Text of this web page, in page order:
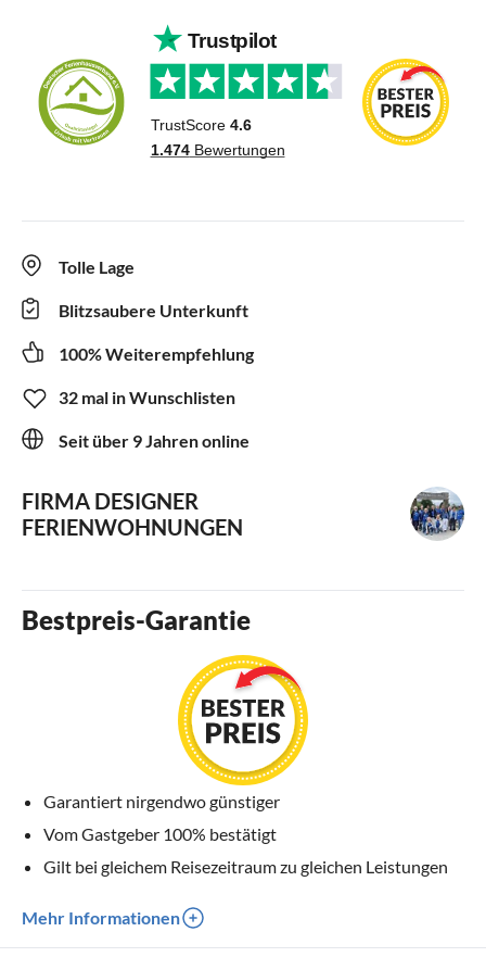
Tolle Lage
Blitzsaubere Unterkunft
100% Weiterempfehlung
32 mal in Wunschlisten
Seit über 9 Jahren online
FIRMA DESIGNER
FERIENWOHNUNGEN
Bestpreis-Garantie
Garantiert nirgendwo günstiger
Vom Gastgeber 100% bestätigt
Gilt bei gleichem Reisezeitraum zu gleichen Leistungen
Mehr Informationen